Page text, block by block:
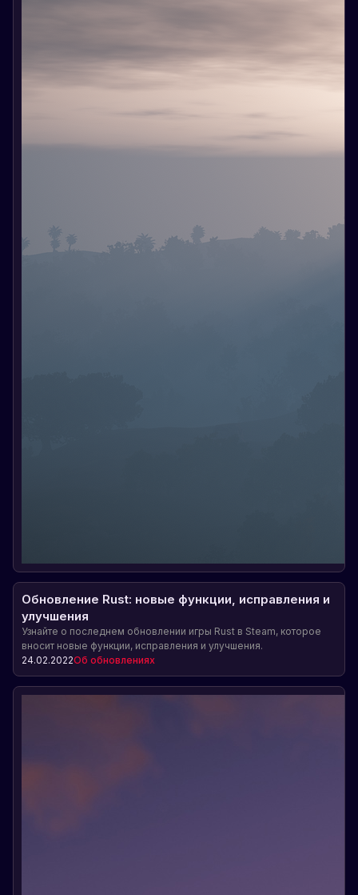
Обновление Rust: новые функции, исправления и
улучшения
Узнайте о последнем обновлении игры Rust в Steam, которое
вносит новые функции, исправления и улучшения.
24.02.2022Об обновлениях